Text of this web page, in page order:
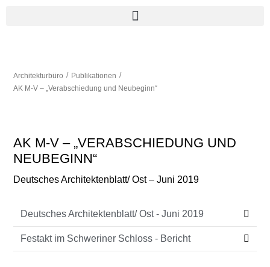
Architekturbüro / Publikationen /
AK M-V – „Verabschiedung und Neubeginn“
AK M-V – „VERABSCHIEDUNG UND
NEUBEGINN“
Deutsches Architektenblatt/ Ost – Juni 2019
Deutsches Architektenblatt/ Ost - Juni 2019
Festakt im Schweriner Schloss - Bericht